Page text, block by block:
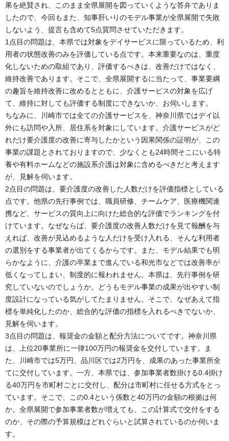
果を絶賛され、このまま全県展開を図っていくような答弁でありま
したので、今回もまた、知事肝いりのモデル事業が全県展開で失敗
しないよう、提言も含めて5点質問させていただきます。
1点目の問題は、本県では対象をデイサービスに限っているため、利
用者の状態改善のみを評価している点です。本来重要なのは、重度
化しないための取組であり、評価するべきは、改善だけではなく、
維持改善であります。そこで、全県展開するに当たって、事業要綱
の趣旨を維持改善に改めるとともに、介護サービスの対象を広げ
て、維持に対しても評価する制度にできないか、お伺いします。
ちなみに、川崎市では全ての介護サービスを、神奈川県ではデイ以
外にも訪問や入所、居住系を対象にしています。介護サービスがど
れだけ要介護度の改善に寄与したかという因果関係の証明が、この
事業の課題とされておりますので、少なくとも24時間そこにいる特
養や有料ホームなどの施設系介護は対象に含めるべきだと考えます
が、見解を伺います。
2点目の問題は、要介護度の改善した人数だけを評価指標としている
点です。他県の先行事例では、職員研修、チームケア、医療機関連
携など、サービスの質向上に向けた総合的な評価でランキングを付
けています。なぜならば、要介護度の改善人数だけを見て報酬を与
えれば、改善が見込めるような人だけを受け入れる、そんな利用者
の選別をする事業者が出てくるからです。また、モデル結果でも明
らかなように、介護の卒業まで進んでいる和光市などでは改善率が
低くなってしまい、制度的に報われません。本県は、先行事例を研
究していないのでしょうか。どうもモデル事業の成果が出やすい制
度設計になっている気がしてたまりません。そこで、なぜあえて指
標を単純化したのか、総合的な評価の指標を入れるべきでないか、
見解を伺います。
3点目の問題は、報奨金の金額と配分方法についてです。神奈川県
は、上位20事業所に一律100万円の報奨金を交付しています。ま
た、川崎市では5万円、品川区では2万円を、成果のあった事業所全
てに交付しています。一方、本県では、参加事業者数掛ける0.4掛け
る40万円を市町村ごとに交付し、配分は市町村に任せる方式をとっ
ています。そこで、この0.4という係数と40万円の金額の根拠は何
か。全県展開で参加事業者数が増えても、この計算式で交付をする
のか、その際の予算規模はどれぐらいと試算されているのか伺いま
す。